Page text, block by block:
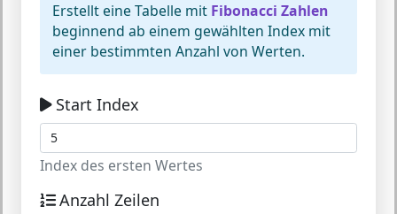
Erstellt eine Tabelle mit Fibonacci Zahlen
beginnend ab einem gewählten Index mit
einer bestimmten Anzahl von Werten.
Start Index
Index des ersten Wertes
Anzahl Zeilen